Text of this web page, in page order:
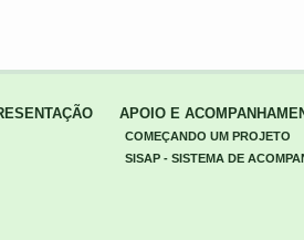
APOIO E
COMEÇANDO UM PROJETO
SISAP - SISTEMA DE